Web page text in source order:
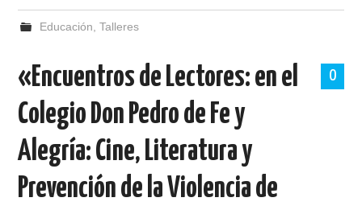
Educación Talleres
0
«Encuentros de Lectores: en el
Colegio Don Pedro de Fe y
Alegría: Cine, Literatura y
Prevención de la Violencia de